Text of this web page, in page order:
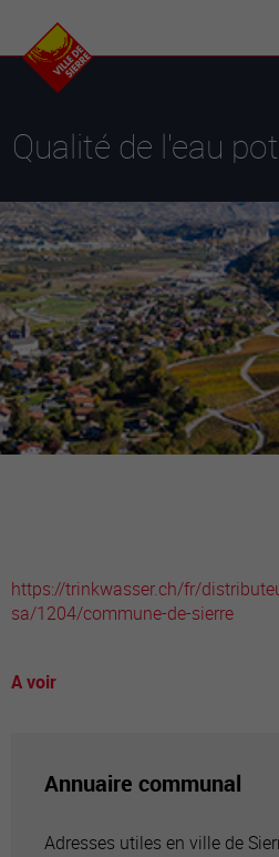
Qualité de l'eau
https://trinkwasser.ch/fr/
sa/1204/commune-de-sierre
A voir
Annuaire communal
Adresses utiles en ville de